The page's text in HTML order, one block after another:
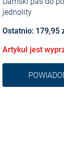
jednolity
Ostatnio: 179,95
Artykuł jest